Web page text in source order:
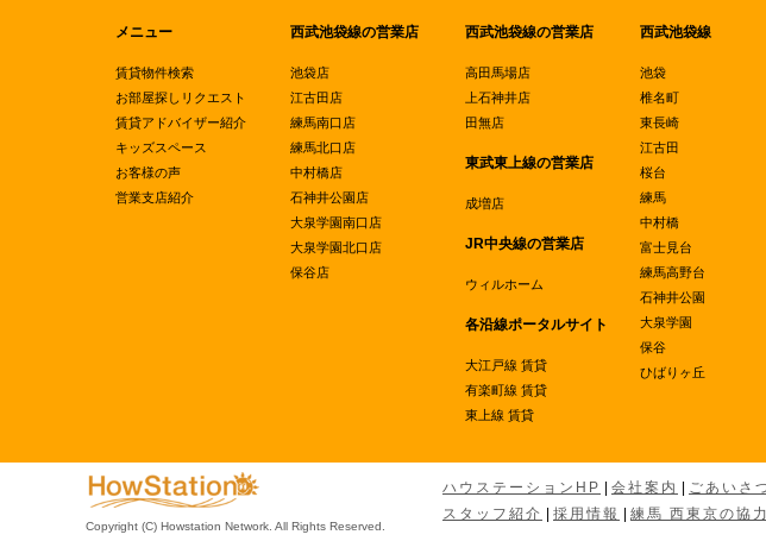
メニュー
賃貸物件検索
お部屋探しリクエスト
賃貸アドバイザー紹介
キッズスペース
お客様の声
営業支店紹介
西武池袋線の営業店
池袋店
江古田店
練馬南口店
練馬北口店
中村橋店
石神井公園店
大泉学園南口店
大泉学園北口店
保谷店
西武池袋線の営業店
高田馬場店
上石神井店
田無店
東武東上線の営業店
成増店
JR中央線の営業店
ウィルホーム
各沿線ポータルサイト
大江戸線 賃貸
有楽町線 賃貸
東上線 賃貸
西武池袋線
池袋
椎名町
東長崎
江古田
桜台
練馬
中村橋
富士見台
練馬高野台
石神井公園
大泉学園
保谷
ひばりヶ丘
Copyright (C) Howstation Network. All Rights Reserved.
ハウステーションHP 会社案内 ごあいさ
スタッフ紹介
採用情報 練馬 西東京の協